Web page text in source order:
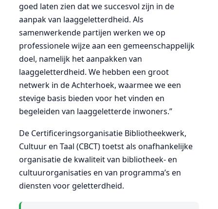
goed laten zien dat we succesvol zijn in de
aanpak van laaggeletterdheid. Als
samenwerkende partijen werken we op
professionele wijze aan een gemeenschappelijk
doel, namelijk het aanpakken van
laaggeletterdheid. We hebben een groot
netwerk in de Achterhoek, waarmee we een
stevige basis bieden voor het vinden en
begeleiden van laaggeletterde inwoners.”
De Certificeringsorganisatie Bibliotheekwerk,
Cultuur en Taal (CBCT) toetst als onafhankelijke
organisatie de kwaliteit van bibliotheek- en
cultuurorganisaties en van programma’s en
diensten voor geletterdheid.